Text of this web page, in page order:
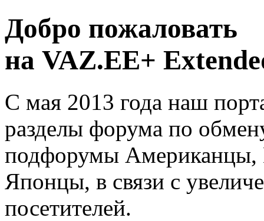
Добро пожаловать
на VAZ.EE+
С мая 2013 года наш
разделы форума по
подфорумы
Японцы, в связи с
посетителей.